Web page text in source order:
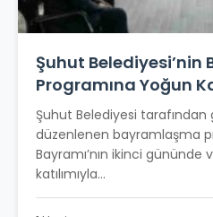
Şuhut
Programına Yoğun
Şuhut Belediyesi
düzenlenen bayramlaşma
Bayramı’nın ikinci gününde
katılımıyla...